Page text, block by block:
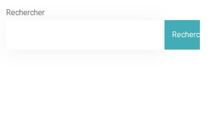
Rechercher
Rechercher